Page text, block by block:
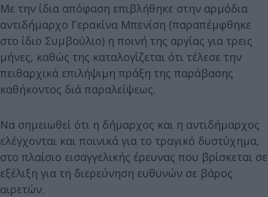
Με την ίδια απόφαση επιβλήθηκε στην αρμόδια
αντιδήμαρχο Γερακίνα Μπενίση (παραπέμφθηκε
στο ίδιο Συμβούλιο) η ποινή της αργίας για τρεις
μήνες, καθώς της καταλογίζεται ότι τέλεσε την
πειθαρχικά επιλήψιμη πράξη της παράβασης
καθήκοντος διά παραλείψεως.
Να σημειωθεί ότι η δήμαρχος και η αντιδήμαρχος
ελέγχονται και ποινικά για το τραγικό δυστύχημα,
στο πλαίσιο εισαγγελικής έρευνας που βρίσκεται σε
εξέλιξη για τη διερεύνηση ευθυνών σε βάρος
αιρετών.